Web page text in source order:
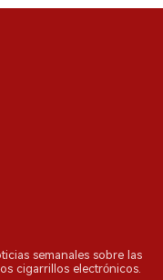
semanales sobre las
cigarrillos electrónicos.